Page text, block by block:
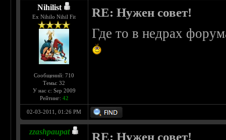
Nihilist
Ex Nihilo Nihil Fit
Сообщений: 710
Темы: 32
У нас с: Sep 2009
Рейтинг: 42
RE: Нужен совет!
Где то в недрах
02-03-2011, 01:26 PM
zzashpaupat RE: Нужен совет!